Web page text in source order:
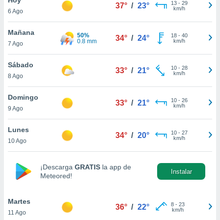
en
más
nuestra
de
aceptar
de
6 Ago
37° / 23° 13- 29
km/h
Mañana
7 Ago
50%
0.8 mm
34° / 24° 18- 40
km/h
Sábado
8 Ago
33° / 21° 10- 28
km/h
Domingo
9 Ago
33° / 21° 10- 26
km/h
Lunes
10 Ago
34° / 20° 10- 27
km/h
¡Descarga GRATIS la app de
Meteored!
Instalar
Martes
11 Ago
36° / 22° 8- 23
km/h